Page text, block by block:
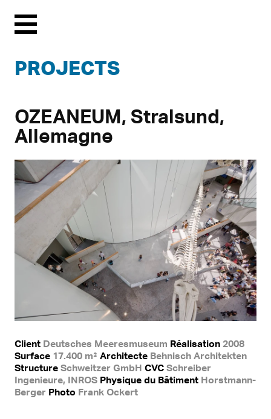
Menu
PROJECTS
OZEANEUM, Stralsund,
Allemagne
Client Deutsches Meeresmuseum Réalisation 2008
Surface 17.400 m² Architecte Behnisch Architekten
Structure Schweitzer GmbH CVC Schreiber
Ingenieure, INROS Physique du Bâtiment Horstmann-
Berger Photo Frank Ockert